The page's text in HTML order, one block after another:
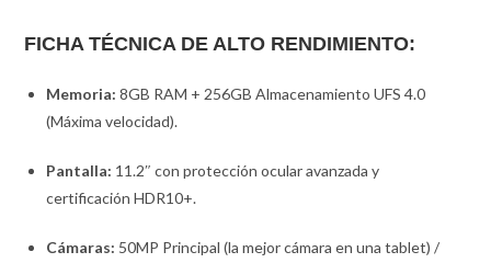
FICHA TÉCNICA DE ALTO RENDIMIENTO:
Memoria: 8GB RAM + 256GB Almacenamiento UFS 4.0
(Máxima velocidad).
Pantalla: 11.2″ con protección ocular avanzada y
certificación HDR10+.
Cámaras: 50MP Principal (la mejor cámara en una tablet) /